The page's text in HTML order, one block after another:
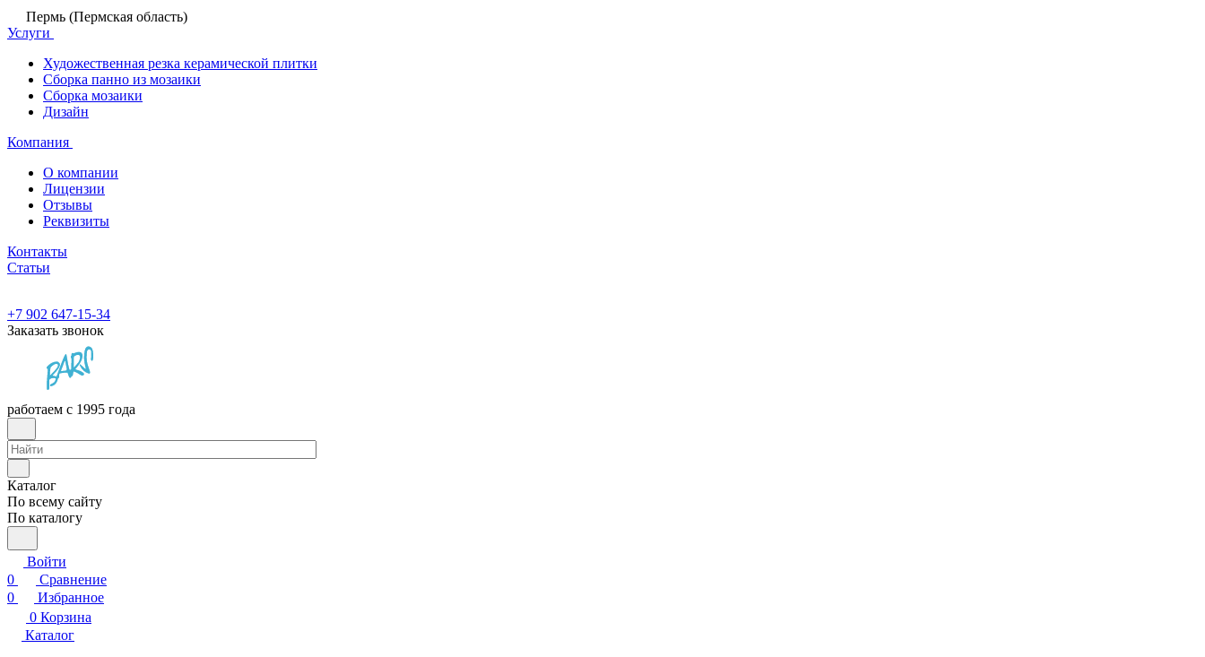
Пермь (Пермская область)
Услуги
Художественная резка керамической плитки
Сборка панно из мозаики
Сборка мозаики
Дизайн
Компания
О компании
Лицензии
Отзывы
Реквизиты
Контакты
Статьи
+7 902 647-15-34
Заказать звонок
работаем с 1995 года
Каталог
По всему сайту
По каталогу
Войти
0
Сравнение
0
Избранное
0 Корзина
Каталог